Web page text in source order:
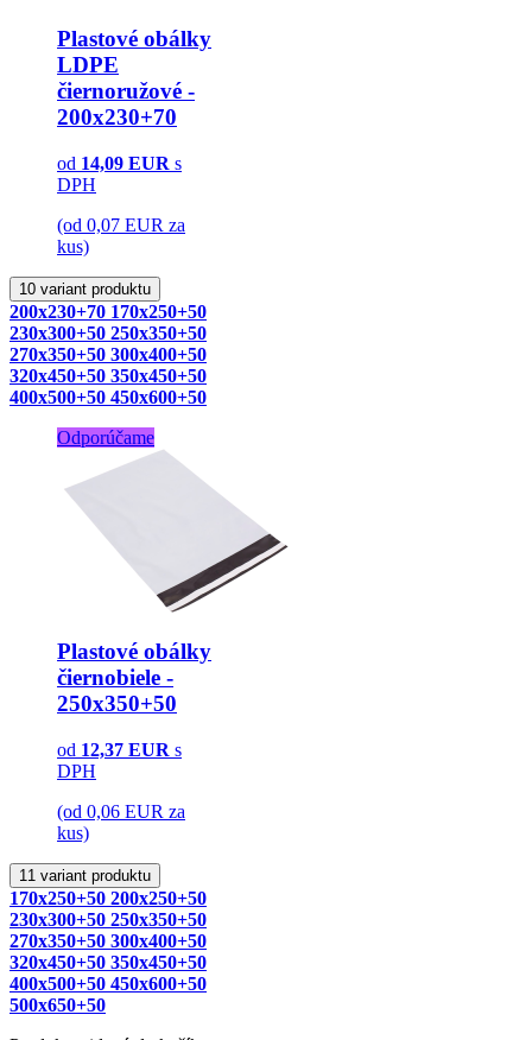
Plastové obálky
LDPE
čiernoružové -
200x230+70
od 14,09 EUR s
DPH
(od 0,07 EUR za
kus)
10 variant produktu
200x230+70 170x250+50
230x300+50 250x350+50
270x350+50 300x400+50
320x450+50 350x450+50
400x500+50 450x600+50
Odporúčame
Plastové obálky
čiernobiele -
250x350+50
od 12,37 EUR s
DPH
(od 0,06 EUR za
kus)
11 variant produktu
170x250+50 200x250+50
230x300+50 250x350+50
270x350+50 300x400+50
320x450+50 350x450+50
400x500+50 450x600+50
500x650+50